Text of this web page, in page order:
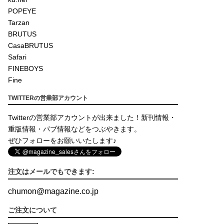
POPEYE
Tarzan
BRUTUS
CasaBRUTUS
Safari
FINEBOYS
Fine
TWITTERの営業部アカウント
Twitterの営業部アカウントが出来ました！新刊情報・
重版情報・パブ情報などをつぶやきます。
ぜひフォローをお願いいたします♪
注文はメールでもできます:
chumon@magazine.co.jp
ご注文について